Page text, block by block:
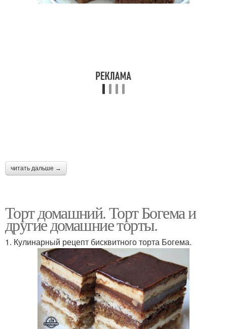
читать дальше →
Торт домашний. Торт Богема и
другие домашние торты.
1. Кулинарный рецепт бисквитного торта Богема.